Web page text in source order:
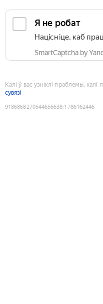
Я не робат
Націсніце, каб
SmartCaptcha by
Калі ў вас узніклі праблемы, калі
сувязі
9186868270544656638:1786162446